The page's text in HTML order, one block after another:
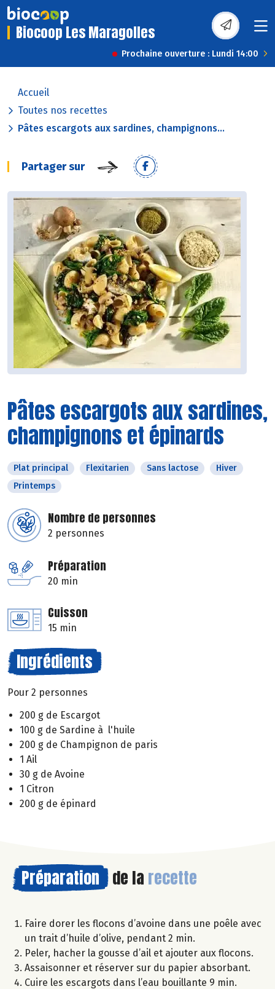
Biocoop Les Maragolles
Prochaine ouverture : Lundi 14:00
Accueil
Toutes nos recettes
Pâtes escargots aux sardines, champignons...
Partager sur
Pâtes escargots aux sardines,
champignons et épinards
Plat principal Flexitarien Sans lactose
Hiver
Printemps
Nombre de personnes
2 personnes
Préparation
20 min
Cuisson
15 min
Ingrédients
Pour 2 personnes
200 g de Escargot
100 g de Sardine à l'huile
200 g de Champignon de paris
1 Ail
30 g de Avoine
1 Citron
200 g de épinard
Préparation de la recette
Faire dorer les flocons d’avoine dans une poêle avec
un trait d’huile d’olive, pendant 2 min.
Peler, hacher la gousse d’ail et ajouter aux flocons.
Assaisonner et réserver sur du papier absorbant.
Cuire les escargots dans l’eau bouillante 9 min.